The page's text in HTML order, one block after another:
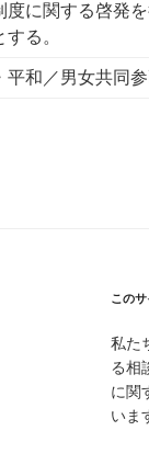
度に関する啓発
する。
平和／男女共同
この
私た
る相
に関
いま